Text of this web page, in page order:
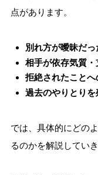
点があります。
別れ方が曖昧だっ
相手が依存気質
拒絶されたこと
過去のやりとりを
では、具体的にどの
るのかを解説していき